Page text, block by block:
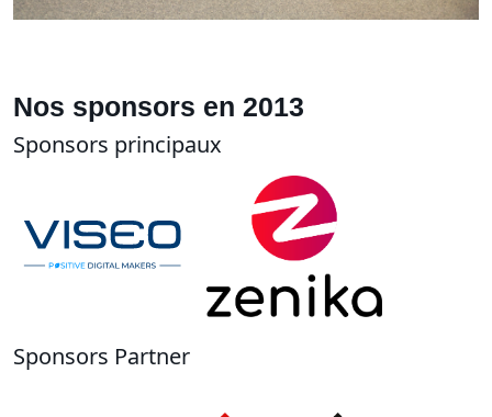
Nos sponsors en 2013
Sponsors principaux
Sponsors Partner